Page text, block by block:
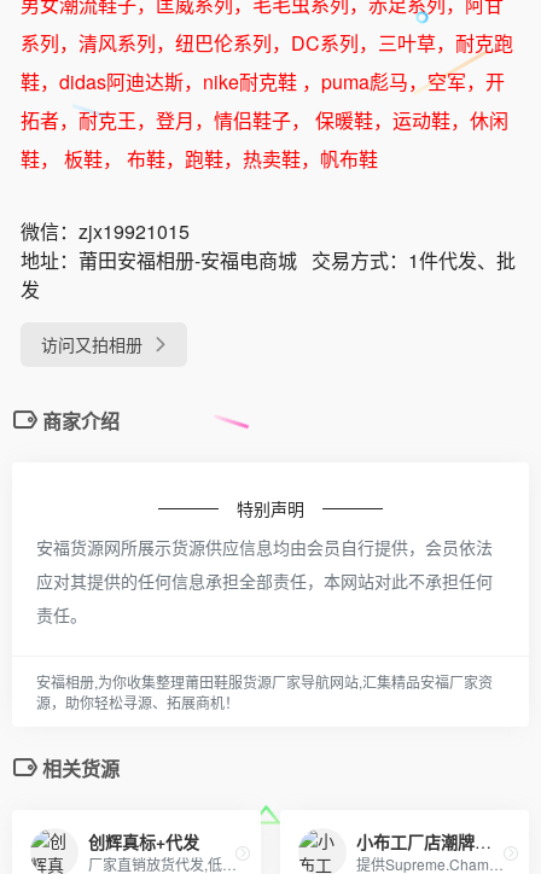
系列，清风系列，纽巴伦系列，DC系列，三叶草，耐克跑
鞋，didas阿迪达斯，nike耐克鞋 ，puma彪马，空军，开
拓者，耐克王，登月，情侣鞋子， 保暖鞋，运动鞋，休闲
鞋， 板鞋， 布鞋，跑鞋，热卖鞋，帆布鞋
微信： zjx19921015
地址： 莆田安福相册-安福电商城 交易方式： 1件代发、批
发
访问又拍相册
商家介绍
特别声明
安福货源网所展示货源供应信息均由会员自行提供，会员依法
应对其提供的任何信息承担全部责任，本网站对此不承担任何
责任。
安福相册,为你收集整理莆田鞋服货源厂家导航网站,汇集精品安福厂家资
源，助你轻松寻源、拓展商机！
相关货源
创辉真标+代发 小布工厂店潮牌批发